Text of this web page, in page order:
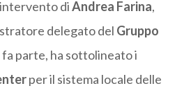
diAndrea Farina,
delegato del Gruppo
fa parte, ha sottolineato i
per il sistema locale delle